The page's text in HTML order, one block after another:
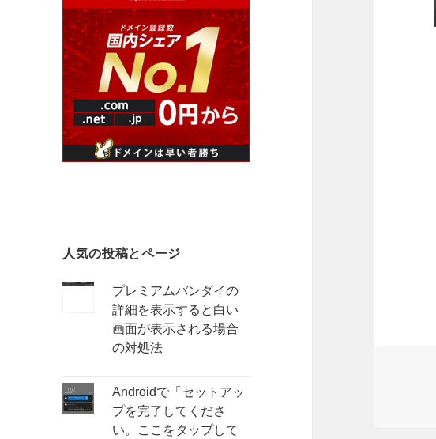
人気の投稿とページ
プレミアムバンダイの
詳細を表示すると白い
画面が表示される場合
の対処法
Androidで「セットアッ
プを完了してくださ
い。ここをタップして